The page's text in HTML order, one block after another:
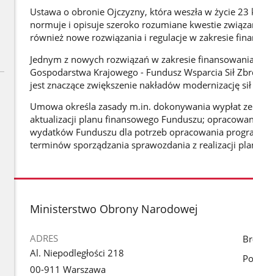
Ustawa o obronie Ojczyzny, która weszła w życie
normuje i opisuje szeroko rozumiane kwestie
również nowe rozwiązania i regulacje w zakresie
Jednym z nowych rozwiązań w zakresie
Gospodarstwa Krajowego - Fundusz Wsparcia Sił
jest znaczące zwiększenie nakładów modernizację
Umowa określa zasady m.in. dokonywania wypłat
aktualizacji planu finansowego Funduszu;
wydatków Funduszu dla potrzeb opracowania
terminów sporządzania sprawozdania z realizacji
stopka
Ministerstwo Obrony Narodowej
ADRES
Al. Niepodległości 218
00-911 Warszawa